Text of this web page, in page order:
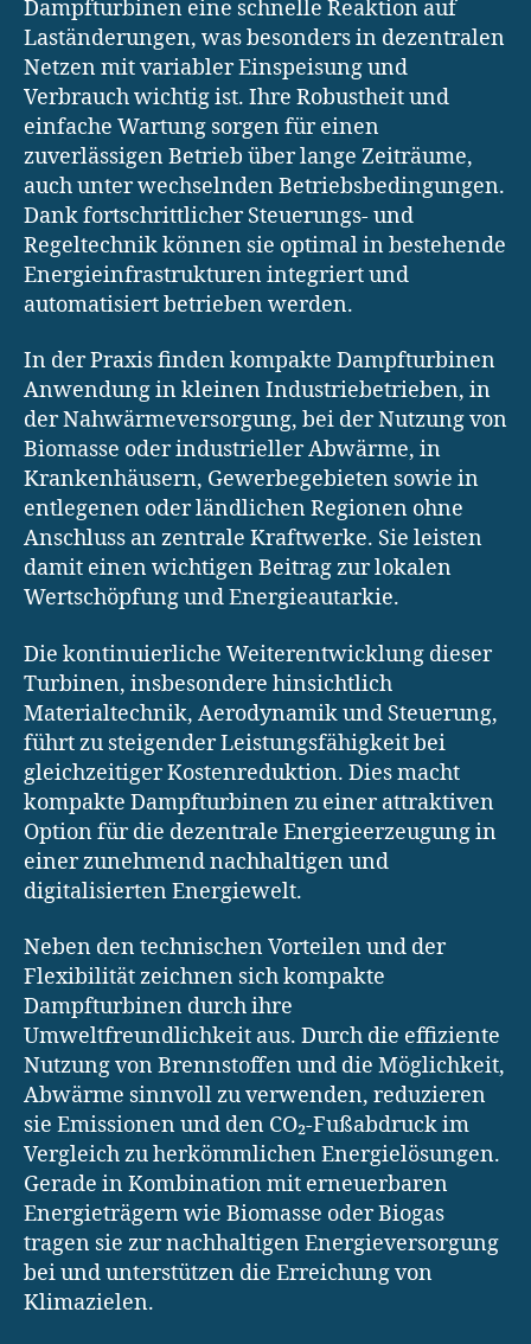
Dampfturbinen eine schnelle Reaktion auf
Laständerungen, was besonders in dezentralen
Netzen mit variabler Einspeisung und
Verbrauch wichtig ist. Ihre Robustheit und
einfache Wartung sorgen für einen
zuverlässigen Betrieb über lange Zeiträume,
auch unter wechselnden Betriebsbedingungen.
Dank fortschrittlicher Steuerungs- und
Regeltechnik können sie optimal in bestehende
Energieinfrastrukturen integriert und
automatisiert betrieben werden.
In der Praxis finden kompakte Dampfturbinen
Anwendung in kleinen Industriebetrieben, in
der Nahwärmeversorgung, bei der Nutzung von
Biomasse oder industrieller Abwärme, in
Krankenhäusern, Gewerbegebieten sowie in
entlegenen oder ländlichen Regionen ohne
Anschluss an zentrale Kraftwerke. Sie leisten
damit einen wichtigen Beitrag zur lokalen
Wertschöpfung und Energieautarkie.
Die kontinuierliche Weiterentwicklung dieser
Turbinen, insbesondere hinsichtlich
Materialtechnik, Aerodynamik und Steuerung,
führt zu steigender Leistungsfähigkeit bei
gleichzeitiger Kostenreduktion. Dies macht
kompakte Dampfturbinen zu einer attraktiven
Option für die dezentrale Energieerzeugung in
einer zunehmend nachhaltigen und
digitalisierten Energiewelt.
Neben den technischen Vorteilen und der
Flexibilität zeichnen sich kompakte
Dampfturbinen durch ihre
Umweltfreundlichkeit aus. Durch die effiziente
Nutzung von Brennstoffen und die Möglichkeit,
Abwärme sinnvoll zu verwenden, reduzieren
sie Emissionen und den CO₂-Fußabdruck im
Vergleich zu herkömmlichen Energielösungen.
Gerade in Kombination mit erneuerbaren
Energieträgern wie Biomasse oder Biogas
tragen sie zur nachhaltigen Energieversorgung
bei und unterstützen die Erreichung von
Klimazielen.